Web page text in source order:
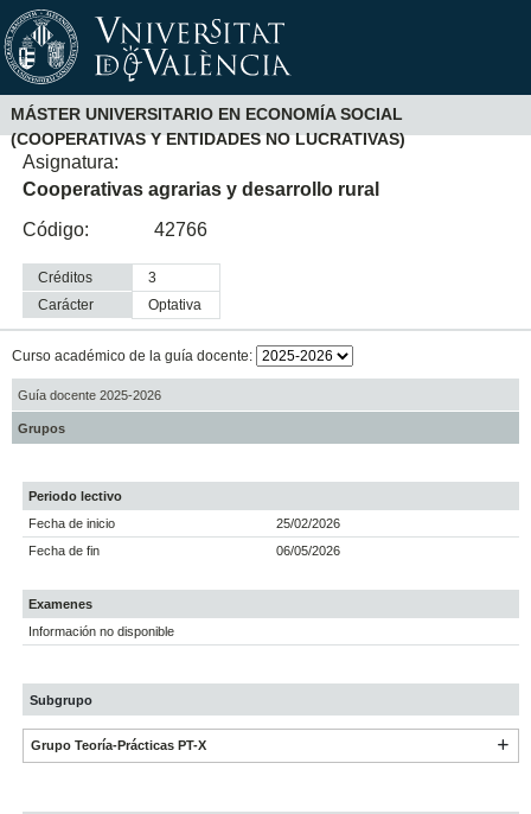
MÁSTER UNIVERSITARIO EN ECONOMÍA SOCIAL
(COOPERATIVAS Y ENTIDADES NO LUCRATIVAS)
Asignatura:
Cooperativas agrarias y desarrollo rural
Código:
42766
Créditos
3
Carácter
optativa
Curso académico de la guía docente:
Guía docente 2025-2026
Grupos
Periodo lectivo
Fecha de inicio
25/02/2026
Fecha de fin
06/05/2026
Examenes
Información no disponible
Subgrupo
Grupo Teoría-Prácticas PT-X